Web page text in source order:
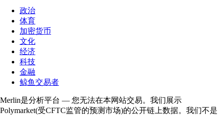
政治
体育
加密货币
文化
经济
科技
金融
鲸鱼交易者
Merlin是分析平台 — 您无法在本网站交易。我们展示
Polymarket(受CFTC监管的预测市场)的公开链上数据。我们不是